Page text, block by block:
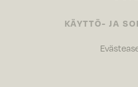
KÄYTTÖ- JA